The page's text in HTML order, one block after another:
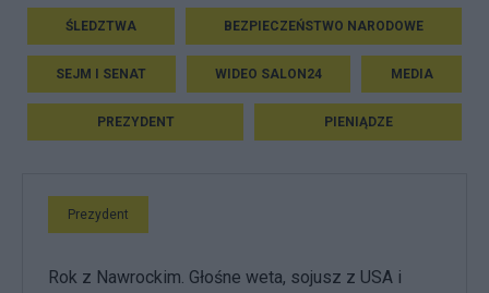
ŚLEDZTWA BEZPIECZEŃSTWO NARODOWE
SEJM I SENAT WIDEO SALON24 MEDIA
PREZYDENT PIENIĄDZE
Prezydent
Rok z Nawrockim. Głośne weta, sojusz z USA i